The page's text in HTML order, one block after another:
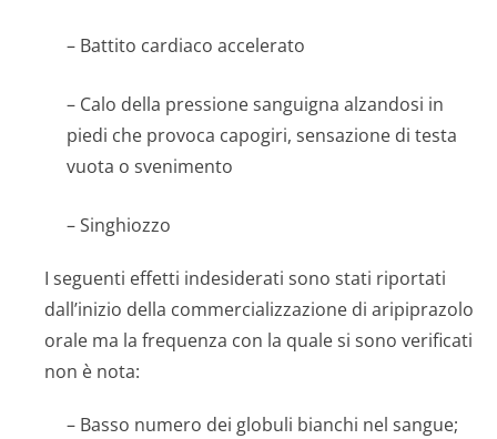
– Battito cardiaco accelerato
– Calo della pressione sanguigna alzandosi in
piedi che provoca capogiri, sensazione di testa
vuota o svenimento
– Singhiozzo
I seguenti effetti indesiderati sono stati riportati
dall’inizio della commercializzazione di aripiprazolo
orale ma la frequenza con la quale si sono verificati
non è nota:
– Basso numero dei globuli bianchi nel sangue;